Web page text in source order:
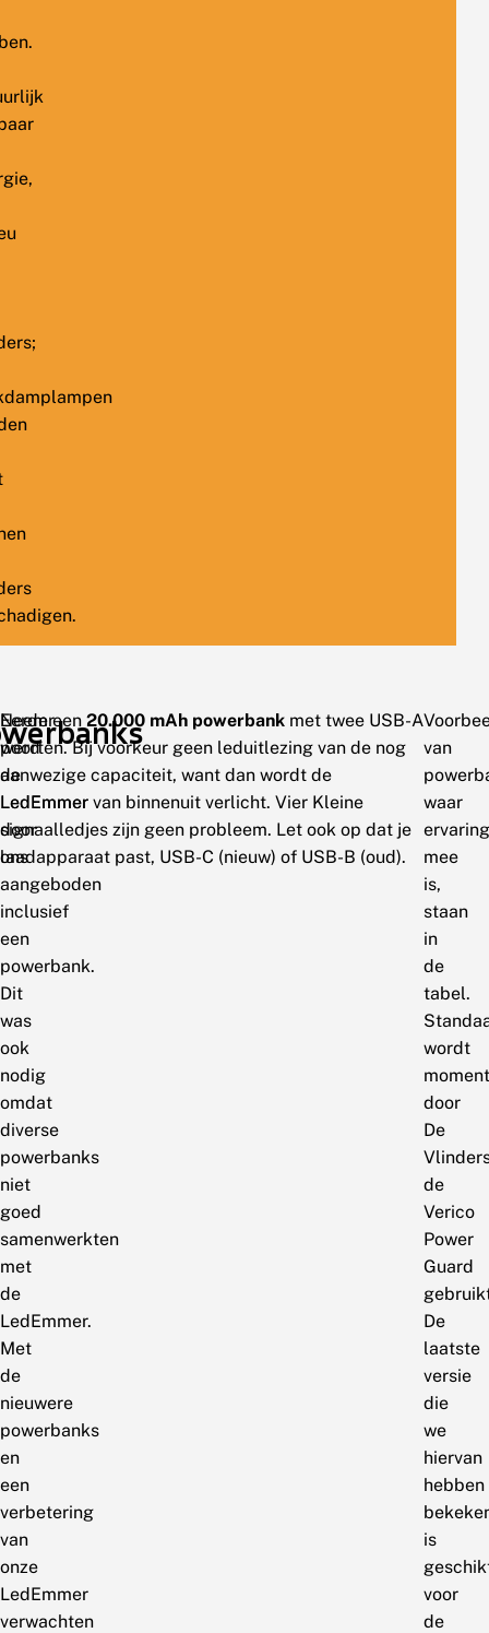
Eerder
werd
de
LedEmmer
door
ons
aangeboden
inclusief
een
powerbank.
Dit
was
ook
nodig
omdat
diverse
powerbanks
niet
goed
samenwerkten
met
de
LedEmmer.
Met
de
nieuwere
powerbanks
en
een
verbetering
van
onze
LedEmmer
verwachten
Neem een 20.000 mAh powerbank met twee USB-A
poorten. Bij voorkeur geen leduitlezing van de nog
aanwezige capaciteit, want dan wordt de
LedEmmer van binnenuit verlicht. Vier Kleine
signaalledjes zijn geen probleem. Let ook op dat je
laadapparaat past, USB-C (nieuw) of USB-B (oud).
van
waar
ervaring
mee
is,
staan
in
de
tabel.
wordt
door
De
de
Verico
Power
Guard
De
laatste
versie
die
we
hiervan
hebben
is
voor
de